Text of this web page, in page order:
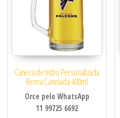
Caneca de Vidro Personalizada
Berna Canelada 400ml
Orce pelo WhatsApp
11 99725 6692